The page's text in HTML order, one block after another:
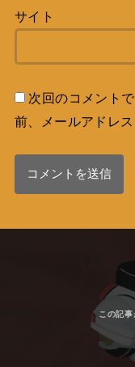
サイト
次回のコメント
前、メールアドレ